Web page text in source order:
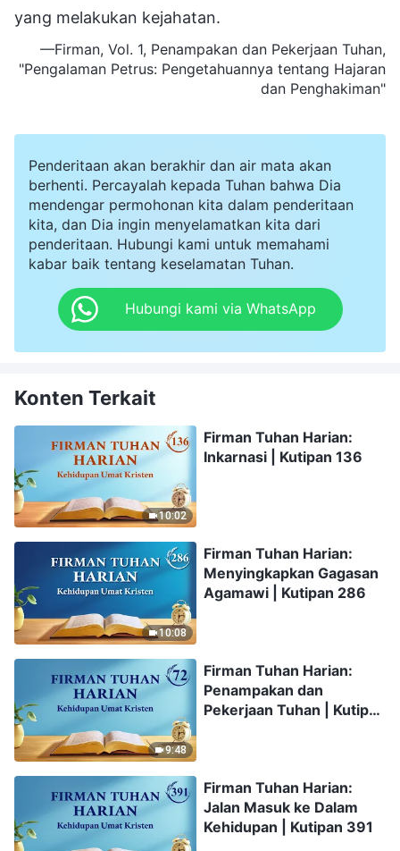
yang melakukan kejahatan.
—Firman, Vol. 1, Penampakan dan Pekerjaan Tuhan,
"Pengalaman Petrus: Pengetahuannya tentang Hajaran
dan Penghakiman"
Penderitaan akan berakhir dan air mata akan
berhenti. Percayalah kepada Tuhan bahwa Dia
mendengar permohonan kita dalam penderitaan
kita, dan Dia ingin menyelamatkan kita dari
penderitaan. Hubungi kami untuk memahami
kabar baik tentang keselamatan Tuhan.
Hubungi kami via WhatsApp
Konten Terkait
10:02
Firman Tuhan Harian:
Inkarnasi | Kutipan 136
10:08
Firman Tuhan Harian:
Menyingkapkan Gagasan
Agamawi | Kutipan 286
9:48
Firman Tuhan Harian:
Penampakan dan
Pekerjaan Tuhan | Kutipan
Firman Tuhan Harian:
Jalan Masuk ke Dalam
Kehidupan | Kutipan 391